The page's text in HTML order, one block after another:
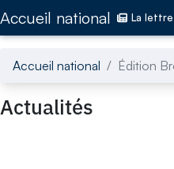
Accueil national La lettre
Accueil national Édition
Actualités